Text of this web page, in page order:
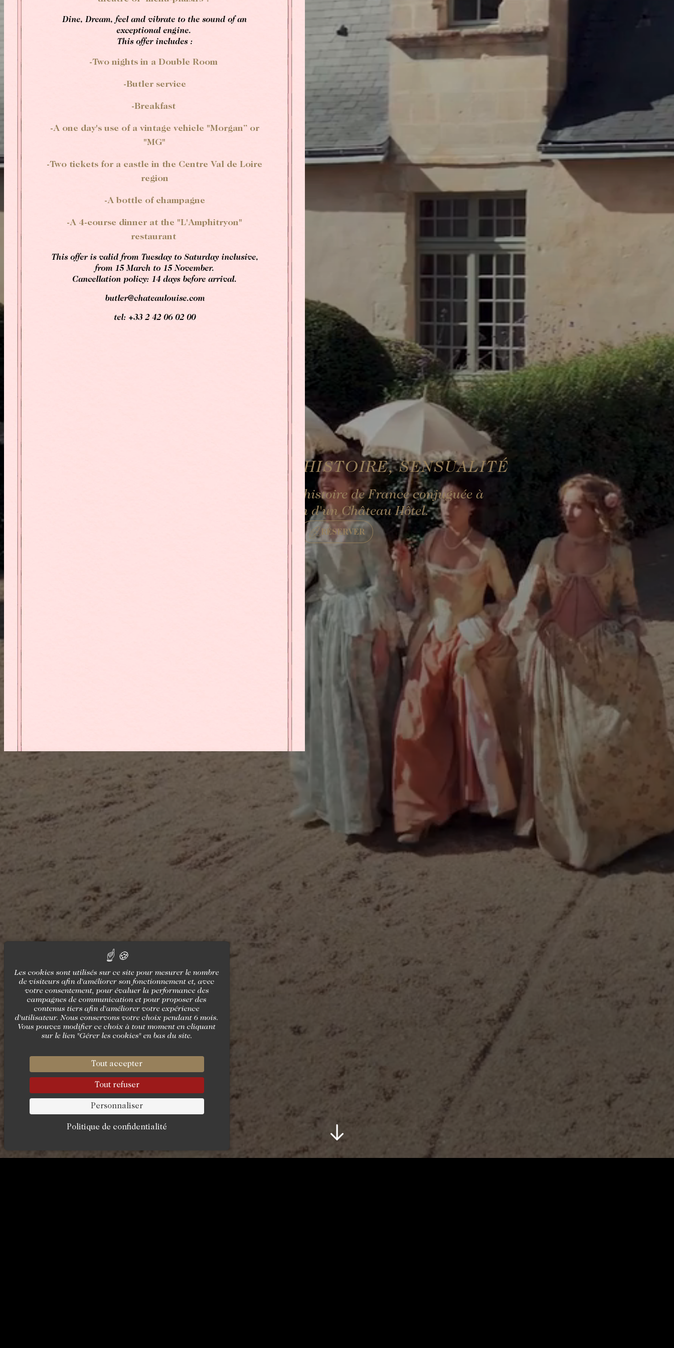
Afternoon Tea RÉSERVER
Réserver une chambre
Réserver une chambre
Réserver une table gastronomique
Réserver une table bistronomique
VOIR LES DISPONIBILITÉS
Pour les dates "sur demande",
merci de contacter l’hôtel directement:
Fax: +33 1 40 29 07 00
butler@chateaulouise.com
VILLÉGIATURE, HISTOIRE, SENSUALITÉ
Une plongée dans l'histoire de France conjuguée à
l'exception d'un Château Hôtel.
RÉSERVER
Dine, Dream, feel and vibrate to the sound of an
exceptional engine.
This offer includes :
-Two nights in a Double Room
-Butler service
-Breakfast
-A one day's use of a vintage vehicle "Morgan” or
"MG"
-Two tickets for a castle in the Centre Val de Loire
region
-A bottle of champagne
-A 4-course dinner at the "L'Amphitryon"
restaurant
This offer is valid from Tuesday to Saturday inclusive,
from 15 March to 15 November.
Cancellation policy: 14 days before arrival.
butler@chateaulouise.com
tel: +33 2 42 06 02 00
Les cookies sont utilisés sur ce site pour mesurer le nombre
de visiteurs afin d'améliorer son fonctionnement et, avec
votre consentement, pour évaluer la performance des
campagnes de communication et pour proposer des
contenus tiers afin d'améliorer votre expérience
d'utilisateur. Nous conservons votre choix pendant 6 mois.
Vous pouvez modifier ce choix à tout moment en cliquant
sur le lien "Gérer les cookies" en bas du site.
Tout accepter
Tout refuser
Personnaliser
Politique de confidentialité